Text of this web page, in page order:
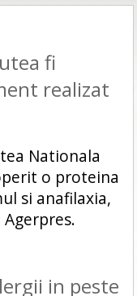
fi
realizat
Nationala
o proteina
si anafilaxia,
in peste